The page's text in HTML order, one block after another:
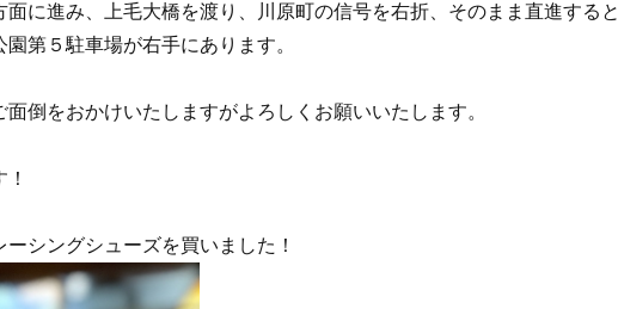
に進み、上毛大橋を渡り、川原町の信号を右折、そのまま直進すると
第５駐車場が右手にあります。
倒をおかけいたしますがよろしくお願いいたします。
シングシューズを買いました！